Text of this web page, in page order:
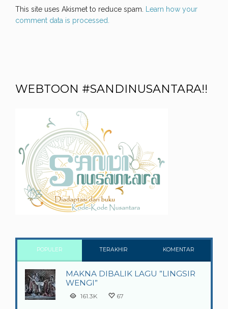
This site uses Akismet to reduce spam. Learn how your
comment data is processed.
WEBTOON #SANDINUSANTARA!!
POPULER TERAKHIR KOMENTAR
MAKNA DIBALIK LAGU ”LINGSIR
WENGI”
161.3K 67